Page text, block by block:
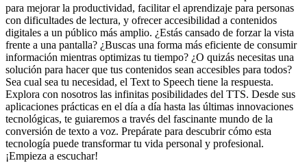
para mejorar la productividad, facilitar el aprendizaje para personas
con dificultades de lectura, y ofrecer accesibilidad a contenidos
digitales a un público más amplio. ¿Estás cansado de forzar la vista
frente a una pantalla? ¿Buscas una forma más eficiente de consumir
información mientras optimizas tu tiempo? ¿O quizás necesitas una
solución para hacer que tus contenidos sean accesibles para todos?
Sea cual sea tu necesidad, el Text to Speech tiene la respuesta.
Explora con nosotros las infinitas posibilidades del TTS. Desde sus
aplicaciones prácticas en el día a día hasta las últimas innovaciones
tecnológicas, te guiaremos a través del fascinante mundo de la
conversión de texto a voz. Prepárate para descubrir cómo esta
tecnología puede transformar tu vida personal y profesional.
¡Empieza a escuchar!